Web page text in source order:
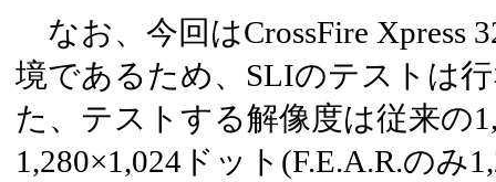
なお、今回はCrossFire Xpress
境であるため、SLIのテストは
た、テストする解像度は従来の
1,280×1,024ドット(F.E.A.R.のみ